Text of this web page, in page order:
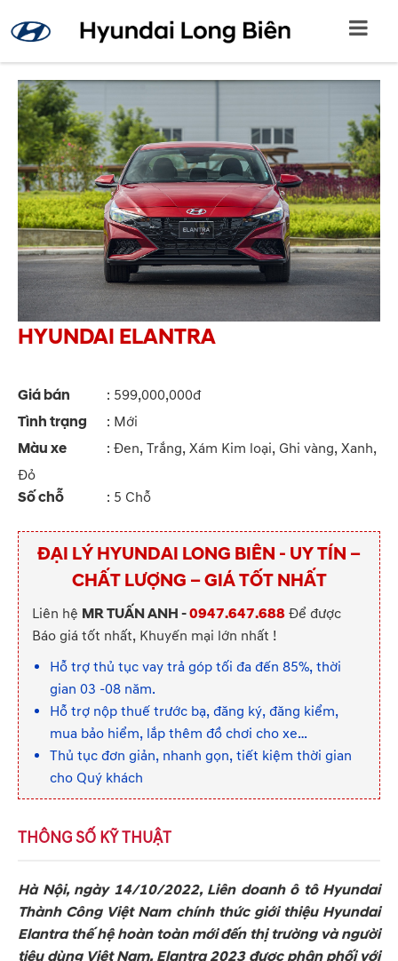
HYUNDAI ELANTRA
Giá bán : 599,000,000đ
Tình trạng
: Mới
Màu xe
: Đen, Trắng, Xám Kim loại, Ghi vàng, Xanh,
Đỏ
Số chỗ
: 5 Chỗ
ĐẠI LÝ HYUNDAI LONG BIÊN - UY TÍN –
CHẤT LƯỢNG – GIÁ TỐT NHẤT
Liên hệ MR TUẤN ANH -0947.647.688 Để được
Báo giá tốt nhất, Khuyến mại lớn nhất !
Hỗ trợ thủ tục vay trả góp tối đa đến 85%, thời
gian 03 -08 năm.
Hỗ trợ nộp thuế trước bạ, đăng ký, đăng kiểm,
mua bảo hiểm, lắp thêm đồ chơi cho xe…
Thủ tục đơn giản, nhanh gọn, tiết kiệm thời gian
cho Quý khách
THÔNG SỐ KỸ THUẬT
Hà Nội, ngày 14/10/2022, Liên doanh ô tô Hyundai
Thành Công Việt Nam chính thức giới thiệu Hyundai
Elantra thế hệ hoàn toàn mới đến thị trường và người
tiêu dùng Việt Nam. Elantra 2023 được phân phối với